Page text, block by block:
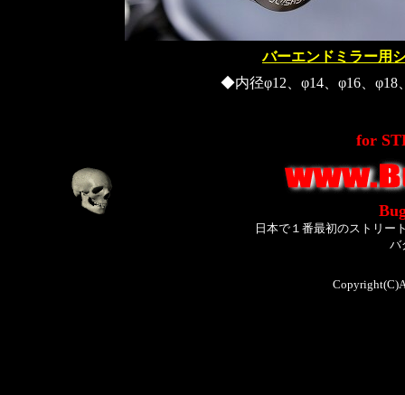
バーエンドミラー用
◆内径φ12、φ14、φ16、
for
日本で１番最初のストリー
バ